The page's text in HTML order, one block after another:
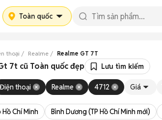
Toàn quốc
thoại Realme Realme GT 7T
7t cũ Toàn quốc đẹp Lưu tìm kiếm
Điện thoại Realme 4712 Giá
Hồ Chí Minh Bình Dương (TP Hồ Chí Minh mới)